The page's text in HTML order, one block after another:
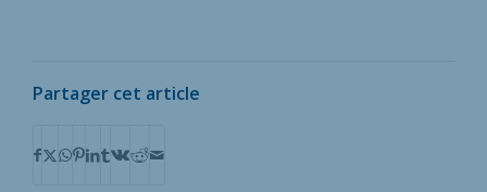
Partager cet article